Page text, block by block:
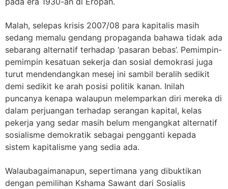
Malah, selepas krisis 2007/08 para kapitalis masih
sedang memalu gendang propaganda bahawa tidak ada
sebarang alternatif terhadap ‘pasaran bebas’. Pemimpin-
pemimpin kesatuan sekerja dan sosial demokrasi juga
turut mendendangkan mesej ini sambil beralih sedikit
demi sedikit ke arah posisi politik kanan. Inilah
puncanya kenapa walaupun melemparkan diri mereka di
dalam perjuangan terhadap serangan kapital, kelas
pekerja yang sedar masih belum mengangkat alternatif
sosialisme demokratik sebagai pengganti kepada
sistem kapitalisme yang sedia ada.
Walaubagaimanapun, sepertimana yang dibuktikan
dengan pemilihan Kshama Sawant dari Sosialis